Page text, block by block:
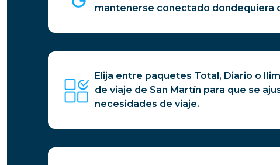
mantenerse conectado dondequiera
Elija entre paquetes Total, Diario o
de viaje de San Martín para que se
necesidades de viaje.